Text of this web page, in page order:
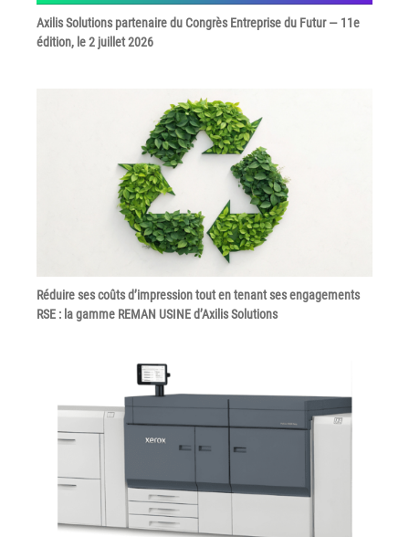
Mentions légales
Axilis Solutions partenaire du Congrès Entreprise du Futur — 11e
édition, le 2 juillet 2026
Réduire ses coûts d’impression tout en tenant ses engagements
RSE : la gamme REMAN USINE d’Axilis Solutions